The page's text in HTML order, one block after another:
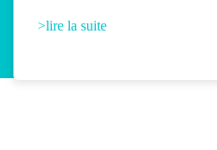
>lire la suite